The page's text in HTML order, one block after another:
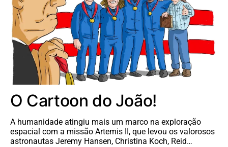
O Cartoon do João!
A humanidade atingiu mais um marco na exploração
espacial com a missão Artemis II, que levou os valorosos
astronautas Jeremy Hansen, Christina Koch, Reid…